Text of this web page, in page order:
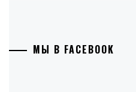
МЫ В FACEBOOK